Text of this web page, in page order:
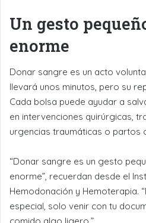
Un gesto
enorme
Donar sangre es un acto
llevará unos minutos, pero su
Cada bolsa puede ayudar a
en intervenciones quirúrgicas,
urgencias traumáticas o partos
“Donar sangre es un gesto
enorme”, recuerdan desde el
Hemodonación y Hemoterapia.
especial, solo venir con tu